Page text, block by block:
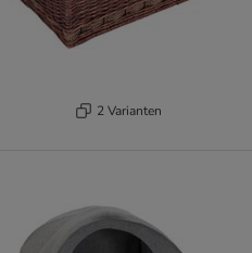
2 Varianten